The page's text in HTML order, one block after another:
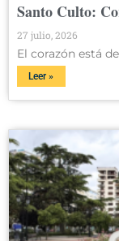
Santo Culto:
27 julio, 2026
El corazón está
Leer »